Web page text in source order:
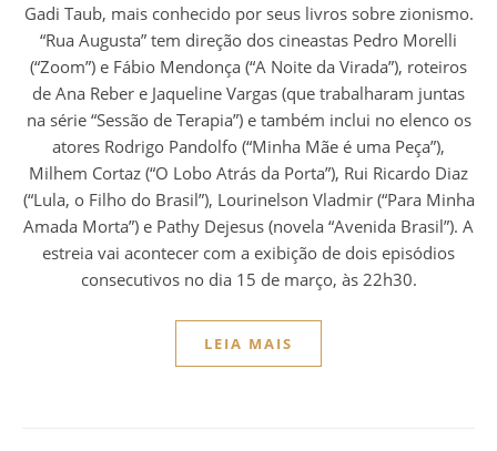
Gadi Taub, mais conhecido por seus livros sobre zionismo.
“Rua Augusta” tem direção dos cineastas Pedro Morelli
(“Zoom”) e Fábio Mendonça (“A Noite da Virada”), roteiros
de Ana Reber e Jaqueline Vargas (que trabalharam juntas
na série “Sessão de Terapia”) e também inclui no elenco os
atores Rodrigo Pandolfo (“Minha Mãe é uma Peça”),
Milhem Cortaz (“O Lobo Atrás da Porta”), Rui Ricardo Diaz
(“Lula, o Filho do Brasil”), Lourinelson Vladmir (“Para Minha
Amada Morta”) e Pathy Dejesus (novela “Avenida Brasil”). A
estreia vai acontecer com a exibição de dois episódios
consecutivos no dia 15 de março, às 22h30.
LEIA MAIS